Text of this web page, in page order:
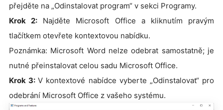
přejděte na „Odinstalovat program“ v sekci Programy.
Krok 2: Najděte Microsoft Office a kliknutím pravým
tlačítkem otevřete kontextovou nabídku.
Poznámka: Microsoft Word nelze odebrat samostatně; je
nutné přeinstalovat celou sadu Microsoft Office.
Krok 3:V kontextové nabídce vyberte „Odinstalovat“ pro
odebrání Microsoft Office z vašeho systému.